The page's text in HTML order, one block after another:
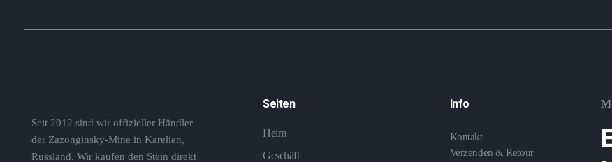
Seit 2012 sind wir offizieller Händler
der Zazonginsky-Mine in Karelien,
Russland. Wir kaufen den Stein direkt
Seiten
Heim
Geschäft
Info
Kontakt
Verzenden & Retour